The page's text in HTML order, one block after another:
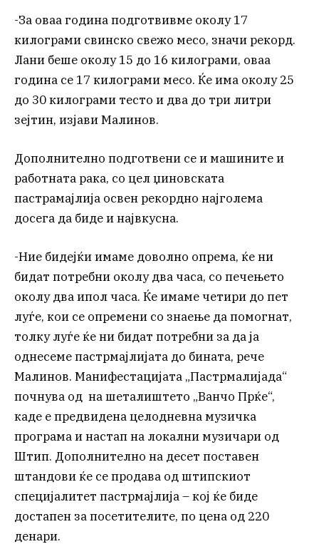
-За оваа година подготвивме околу 17
килограми свинско свежо месо, значи рекорд.
Лани беше околу 15 до 16 килограми, оваа
година се 17 килограми месо. Ќе има околу 25
до 30 килограми тесто и два до три литри
зејтин, изјави Малинов.
Дополнително подготвени се и машините и
работната рака, со цел џиновската
пастрамајлија освен рекордно најголема
досега да биде и највкусна.
-Ние бидејќи имаме доволно опрема, ќе ни
бидат потребни околу два часа, со печењето
околу два ипол часа. Ќе имаме четири до пет
луѓе, кои се опремени со знаење да помогнат,
толку луѓе ќе ни бидат потребни за да ја
однесеме пастрмајлијата до бината, рече
Малинов. Манифестацијата „Пастрмалијада“
почнува од на шеталиштето „Ванчо Прќе“,
каде е предвидена целодневна музичка
програма и настап на локални музичари од
Штип. Дополнително на десет поставен
штандови ќе се продава од штипскиот
специјалитет пастрмајлија – кој ќе биде
достапен за посетителите, по цена од 220
денари.